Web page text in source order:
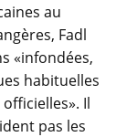
au
Fadl
«infondées,
habituelles
Il
pas les